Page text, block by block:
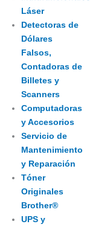
Láser
Detectoras de
Dólares
Falsos,
Contadoras de
Billetes y
Scanners
Computadoras
y Accesorios
Servicio de
Mantenimiento
y Reparación
Tóner
Originales
Brother®
UPS y